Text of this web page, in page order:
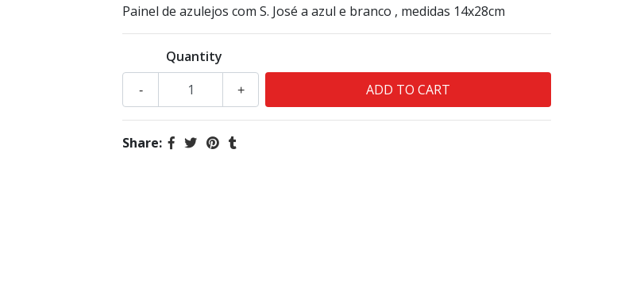
Painel de azulejos com S. José a azul e branco , medidas 14x28cm
Quantity
+
-
Share: